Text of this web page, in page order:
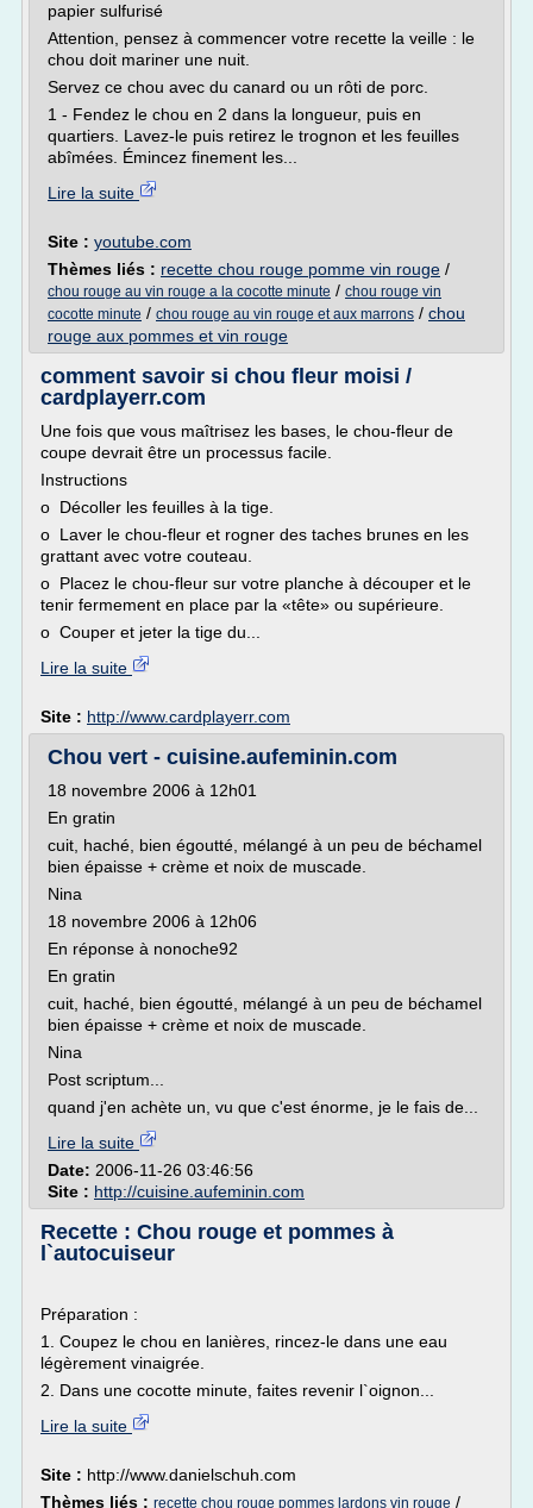
papier sulfurisé
Attention, pensez à commencer votre recette la veille : le
chou doit mariner une nuit.
Servez ce chou avec du canard ou un rôti de porc.
1 - Fendez le chou en 2 dans la longueur, puis en
quartiers. Lavez-le puis retirez le trognon et les feuilles
abîmées. Émincez finement les...
Lire la suite
Site : youtube.com
Thèmes liés : recette chou rouge pomme vin rouge /
chou rouge au vin rouge a la cocotte minute / chou rouge vin
cocotte minute / chou rouge au vin rouge et aux marrons / chou
rouge aux pommes et vin rouge
comment savoir si chou fleur moisi /
cardplayerr.com
Une fois que vous maîtrisez les bases, le chou-fleur de
coupe devrait être un processus facile.
Instructions
o Décoller les feuilles à la tige.
o Laver le chou-fleur et rogner des taches brunes en les
grattant avec votre couteau.
o Placez le chou-fleur sur votre planche à découper et le
tenir fermement en place par la «tête» ou supérieure.
o Couper et jeter la tige du...
Lire la suite
Site : http://www.cardplayerr.com
Chou vert - cuisine.aufeminin.com
18 novembre 2006 à 12h01
En gratin
cuit, haché, bien égoutté, mélangé à un peu de béchamel
bien épaisse + crème et noix de muscade.
Nina
18 novembre 2006 à 12h06
En réponse à nonoche92
En gratin
cuit, haché, bien égoutté, mélangé à un peu de béchamel
bien épaisse + crème et noix de muscade.
Nina
Post scriptum...
quand j'en achète un, vu que c'est énorme, je le fais de...
Lire la suite
Date: 2006-11-26 03:46:56
Site : http://cuisine.aufeminin.com
Recette : Chou rouge et pommes à
l`autocuiseur
Préparation :
1. Coupez le chou en lanières, rincez-le dans une eau
légèrement vinaigrée.
2. Dans une cocotte minute, faites revenir l`oignon...
Lire la suite
Site : http://www.danielschuh.com
Thèmes liés : recette chou rouge pommes lardons vin rouge /